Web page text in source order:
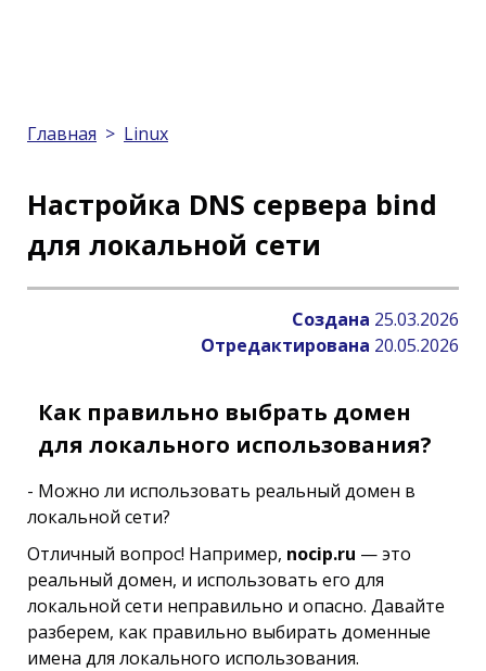
Главная > Linux
Настройка DNS сервера bind
для локальной сети
Создана 25.03.2026
Отредактирована 20.05.2026
Как правильно выбрать домен
для локального использования?
- Можно ли использовать реальный домен в
локальной сети?
Отличный вопрос! Например, nocip.ru — это
реальный домен, и использовать его для
локальной сети неправильно и опасно. Давайте
разберем, как правильно выбирать доменные
имена для локального использования.